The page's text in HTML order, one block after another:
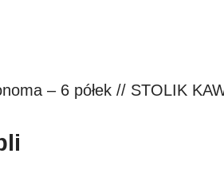
– 6 półek // STOLIK